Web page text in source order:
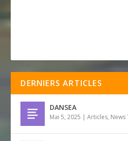
DERNIERS ARTICLES
DANSEA
Mai 5, 2025 |Articles, News